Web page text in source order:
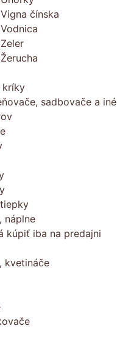
Vigna čínska
Vodnica
Zeler
Žerucha
kríky
sadbovače a iné
náplne
kúpiť iba na predajni
kvetináče